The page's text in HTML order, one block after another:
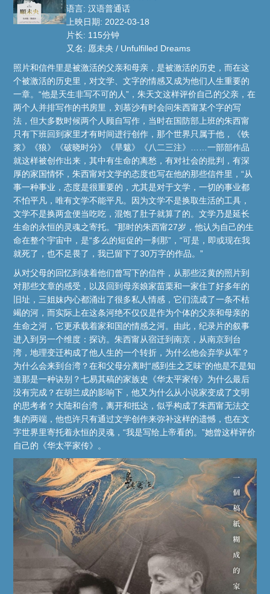
语言: 汉语普通话
上映日期: 2022-03-18
片长: 115分钟
又名: 愿未央 / Unfulfilled Dreams
照片和信件里是被激活的父亲和母亲，是被激活的历史，而在这
个被激活的历史里，对文学、文字的情感又成为他们人生重要的
一章。“他是天生非写不可的人”，朱天文这样评价自己的父亲，在
两个人并排写作的书房里，刘慕沙有时会问朱西甯某个字的写
法，但大多数时候两个人顾自写作，当时在国防部上班的朱西甯
只有下班回到家里才有时间进行创作，那个世界只属于他，《铁
浆》《狼》《破晓时分》《旱魃》《八二三注》……一部部作品
就这样被创作出来，其中有生命的离愁，有对社会的批判，有深
厚的家国情怀，朱西甯对文学的态度也写在他的那些信件里，“从
事一种事业，态度是很重要的，尤其是对于文学，一切的事业都
不怕平凡，唯有文学不能平凡。因为文学不是换取生活的工具，
文学不是换两盒便当吃吃，混饱了肚子就算了的。文学乃是延长
生命的永恒的灵魂之寄托。”那时的朱西甯27岁，他认为自己的生
命在整个宇宙中，是“多么的短促的一刹那”，“可是，即或现在我
就死了，也不足畏了，我已留下了30万字的作品。”
从对父母的回忆到读着他们曾写下的信件，从那些泛黄的照片到
对那些文章的感受，以及回到母亲娘家苗栗和一家住了好多年的
旧址，三姐妹内心都涌出了很多私人情感，它们流成了一条不枯
竭的河，而实际上在这条河绝不仅仅是作为个体的父亲和母亲的
生命之河，它更承载着家和国的情感之河。由此，纪录片的叙事
进入到另一个维度：探访。朱西甯从宿迁到南京，从南京到台
湾，地理变迁构成了他人生的一个转折，为什么他会弃学从军？
为什么会来到台湾？在和父母分离时“感到生之乏味”的他是不是知
道那是一种诀别？七易其稿的家族史《华太平家传》为什么最后
没有完成？在胡兰成的影响下，他又为什么从小说家变成了文明
的思考者？大陆和台湾，离开和抵达，似乎构成了朱西甯无法交
集的两端，他也许只有通过文学创作来弥补这样的遗憾，也在文
字世界里寄托着永恒的灵魂，“我是写给上帝看的。”她曾这样评价
自己的《华太平家传》。